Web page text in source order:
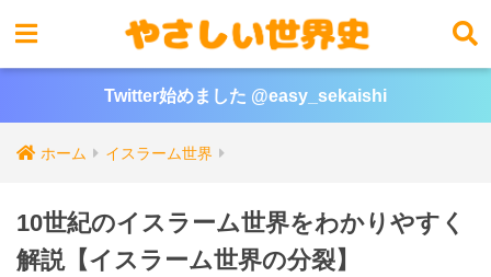
Twitter始めました @easy_sekaishi
ホーム イスラーム世界
10世紀のイスラーム世界をわかりやすく
解説【イスラーム世界の分裂】